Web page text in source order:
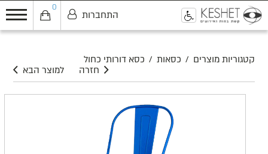
0
התחברות
קטגוריות מוצרים / כסאות / כסא דורותי כחול
למוצר הבא
חזרה